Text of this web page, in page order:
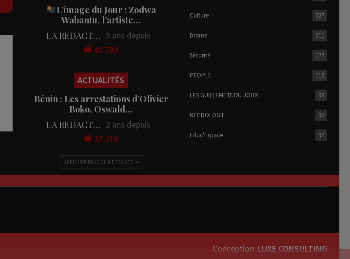
L’image du Jour : Zodwa
Wabantu, l’artiste…
LA REDACTION 3 ans depuis
42 789
ACTUALITÉS
Bénin : Les arrestations d’Olivier
Boko, Oswald…
LA REDACTION
2 ans depuis
37 318
AFFICHER PLUS DE MESSAGES
Culture 227
Drame 211
Sécurité 177
PEOPLE 116
LES GUILLEMETS DU JOUR 98
NÉCROLOGIE 95
Educ'Espace 94
Conception: LUXE CONSULTING